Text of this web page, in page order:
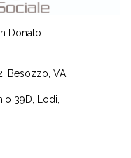
Donato
Besozzo, VA
39D, Lodi,